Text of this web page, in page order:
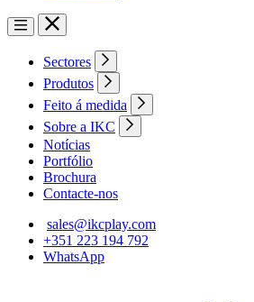
Sectores
Produtos
Feito á medida
Sobre a IKC
Notícias
Portfólio
Brochura
Contacte-nos
sales@ikcplay.com
+351 223 194 792
WhatsApp